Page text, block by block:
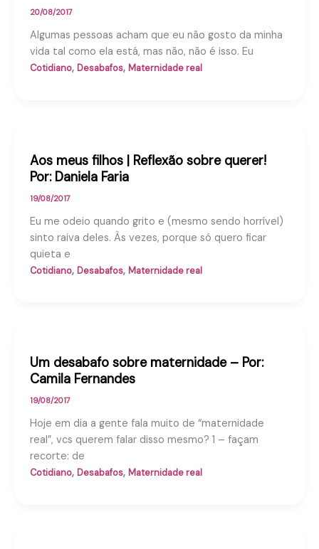
20/08/2017
Algumas pessoas acham que eu não gosto da minha
vida tal como ela está, mas não, não é isso. Eu
Cotidiano, Desabafos, Maternidade real
Aos meus filhos | Reflexão sobre querer!
Por: Daniela Faria
19/08/2017
Eu me odeio quando grito e (mesmo sendo horrível)
sinto raiva deles. Às vezes, porque só quero ficar
quieta e
Cotidiano, Desabafos, Maternidade real
Um desabafo sobre maternidade – Por:
Camila Fernandes
19/08/2017
Hoje em dia a gente fala muito de “maternidade
real”, vcs querem falar disso mesmo? 1 – façam
recorte: de
Cotidiano, Desabafos, Maternidade real